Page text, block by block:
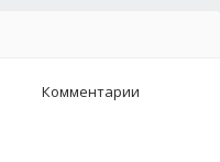
Комментарии